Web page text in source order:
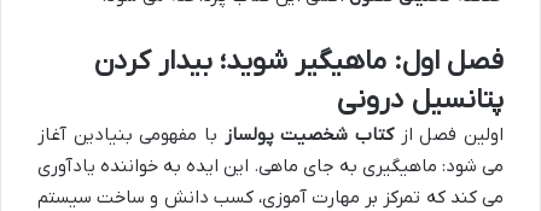
فصل اول: ماهیگیر شوید؛ بیدار کردن
پتانسیل درونی
اولین فصل ازکتاب شخصیت پولساز با مفهومی بنیادین آغاز
می شود: ماهیگیری به جای ماهی. این ایده به خواننده یادآوری
می کند که تمرکز بر مهارت آموزی، کسب دانش و ساخت سیستم